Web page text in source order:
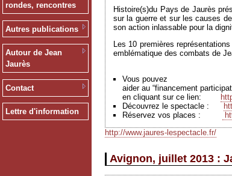
rondes, rencontres
Autres publications
Autour de Jean
Jaurès
Contact
Lettre d'information
Histoire(s)du Pays de Jaurès
sur la guerre et sur les causes
son action inlassable pour la
Les 10 premières
emblématique des combats de
Vous pouvez
aider au “financement
en cliquant sur ce lien:
Découvrez le spectacle :
Réservez vos places :
http://www.jaures-lespectacle.fr/
Avignon, juillet 2013 :